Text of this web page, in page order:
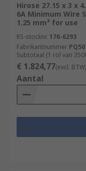
Hirose 27.15 x 3 x
6A Minimum Wire
1.25 mm² for use
RS-stocknr. 176-6293
Fabrikantnummer
Subtotaal (1 rol van
€ 1.824,77(excl. BTW)
Aantal